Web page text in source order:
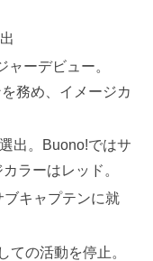
ーデビュー。
務め、イメージカ
出。Buono!ではサ
ラーはレッド。
キャプテンに就
ての活動を停止。